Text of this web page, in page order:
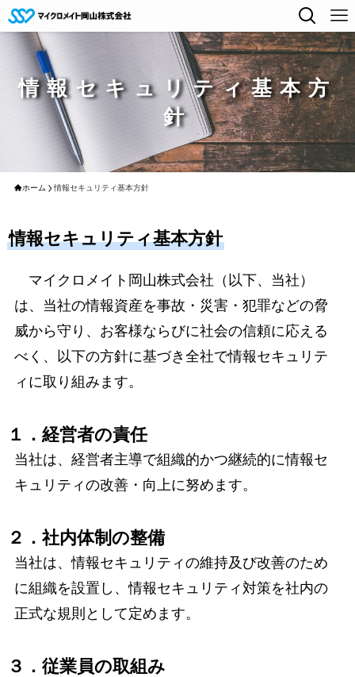
情報セキュリティ基本方
針
ホーム 情報セキュリティ基本方針
情報セキュリティ基本方針
マイクロメイト岡山株式会社（以下、当社）
は、当社の情報資産を事故・災害・犯罪などの脅
威から守り、お客様ならびに社会の信頼に応える
べく、以下の方針に基づき全社で情報セキュリテ
ィに取り組みます。
１．経営者の責任
当社は、経営者主導で組織的かつ継続的に情報セ
キュリティの改善・向上に努めます。
２．社内体制の整備
当社は、情報セキュリティの維持及び改善のため
に組織を設置し、情報セキュリティ対策を社内の
正式な規則として定めます。
３．従業員の取組み